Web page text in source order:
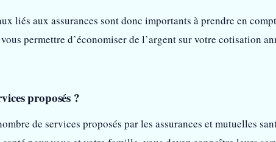
liés aux assurances sont donc importants à prendre en
permettre d’économiser de l’argent sur votre cotisation
proposés ?
de services proposés par les assurances et mutuelles